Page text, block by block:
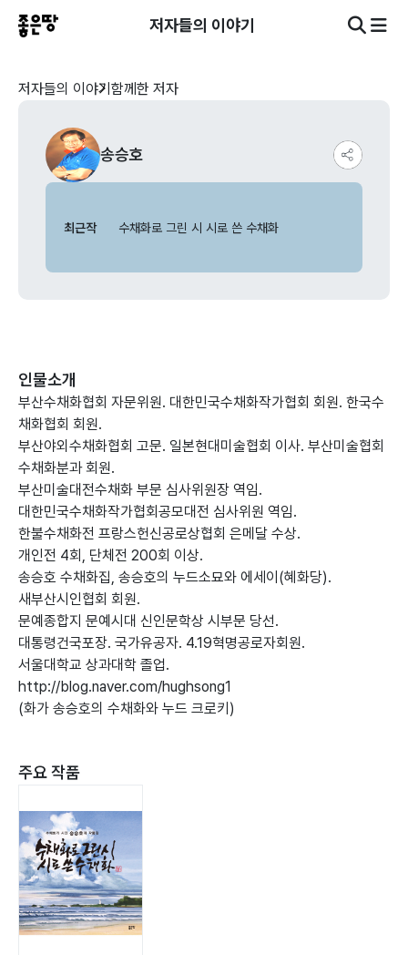
저자들의 이야기
저자들의 이야기 함께한 저자
송승호
최근작 수채화로 그린 시 시로 쓴 수채화
인물소개
부산수채화협회 자문위원. 대한민국수채화작가협회 회원. 한국수
채화협회 회원.
부산야외수채화협회 고문. 일본현대미술협회 이사. 부산미술협회
수채화분과 회원.
부산미술대전수채화 부문 심사위원장 역임.
대한민국수채화작가협회공모대전 심사위원 역임.
한불수채화전 프랑스헌신공로상협회 은메달 수상.
개인전 4회, 단체전 200회 이상.
송승호 수채화집, 송승호의 누드소묘와 에세이(혜화당).
새부산시인협회 회원.
문예종합지 문예시대 신인문학상 시부문 당선.
대통령건국포장. 국가유공자. 4.19혁명공로자회원.
서울대학교 상과대학 졸업.
http://blog.naver.com/hughsong1
(화가 송승호의 수채화와 누드 크로키)
주요 작품